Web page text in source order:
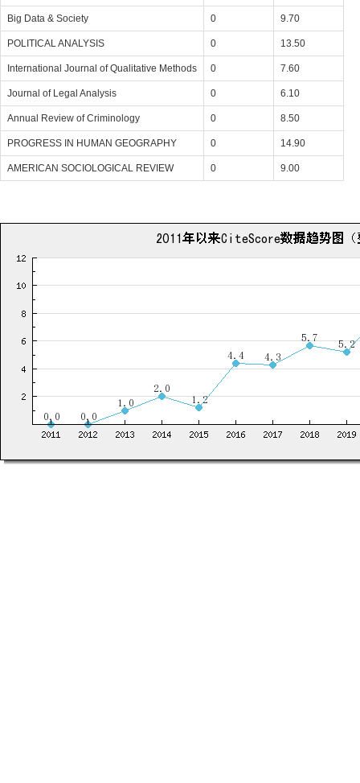
Big Data & Society 0 9.70
POLITICAL ANALYSIS 0 13.50
International Journal of Qualitative Methods 0 7.60
Journal of Legal Analysis 0 6.10
Annual Review of Criminology 0 8.50
PROGRESS IN HUMAN GEOGRAPHY 0 14.90
AMERICAN SOCIOLOGICAL REVIEW 0 9.00